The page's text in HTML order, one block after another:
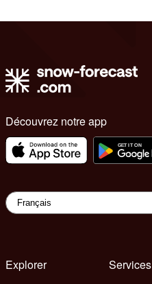
Découvrez notre app
Explorer
Services